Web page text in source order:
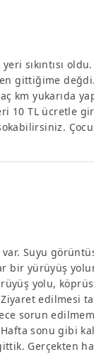
sıkıntısı
gittiğime
km yukarıda
10 TL ücretle
Suyu
bir yürüyüş
yolu,
edilmesi
sorun
sonu gibi
Gerçekten